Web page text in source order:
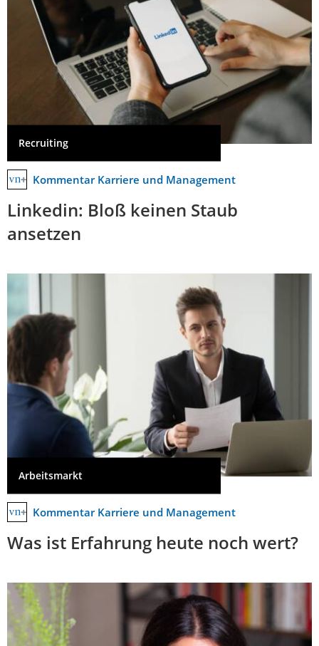
Recruiting
Kommentar Karriere und Management
Linkedin: Bloß keinen Staub
ansetzen
Arbeitsmarkt
Kommentar Karriere und Management
Was ist Erfahrung heute noch wert?